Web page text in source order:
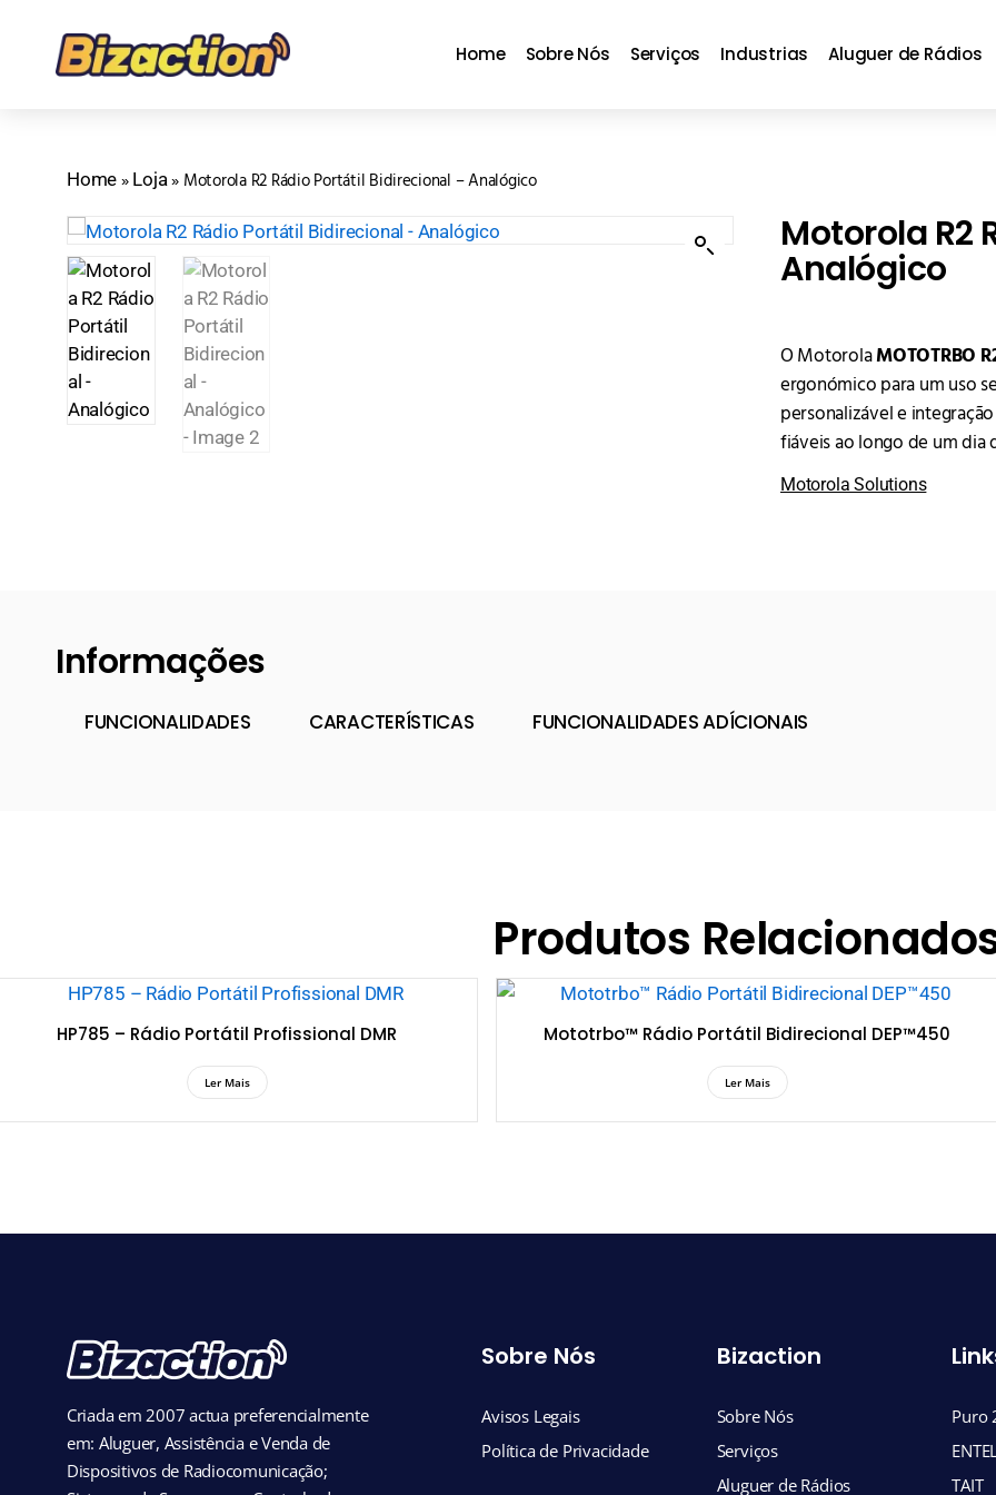
Home Sobre Nós Serviços Industrias Aluguer de Rádios
Home » Loja» Motorola R2 Rádio Portátil Bidirecional – Analógico
Motorola R2
Analógico
O MotorolaMOTOTRBO
ergonómico para um uso
personalizável e
fiáveis ao longo de um dia
Motorola Solutions
Informações
FUNCIONALIDADES CARACTERÍSTICAS FUNCIONALIDADES ADÍCIONAIS
Produtos
HP785 – Rádio Portátil Profissional DMR
Ler Mais
Mototrbo™ Rádio Portátil Bidirecional DEP™450
Ler Mais
Criada em 2007 actua preferencialmente
em: Aluguer, Assistência e Venda de
Dispositivos de Radiocomunicação;
Sobre Nós
Avisos Legais
Política de Privacidade
Bizaction
Sobre Nós
Serviços
Aluguer de Rádios
Puro
TAIT